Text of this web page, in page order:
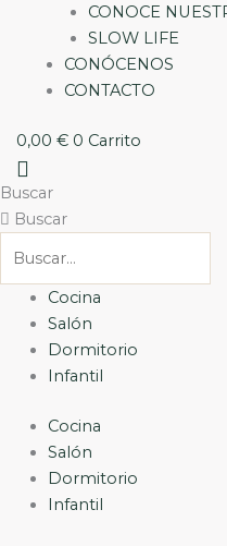
CONOCE
SLOW LIFE
CONÓCENOS
CONTACTO
0,00 € 0 Carrito
Buscar
Buscar
Cocina
Salón
Dormitorio
Infantil
Cocina
Salón
Dormitorio
Infantil